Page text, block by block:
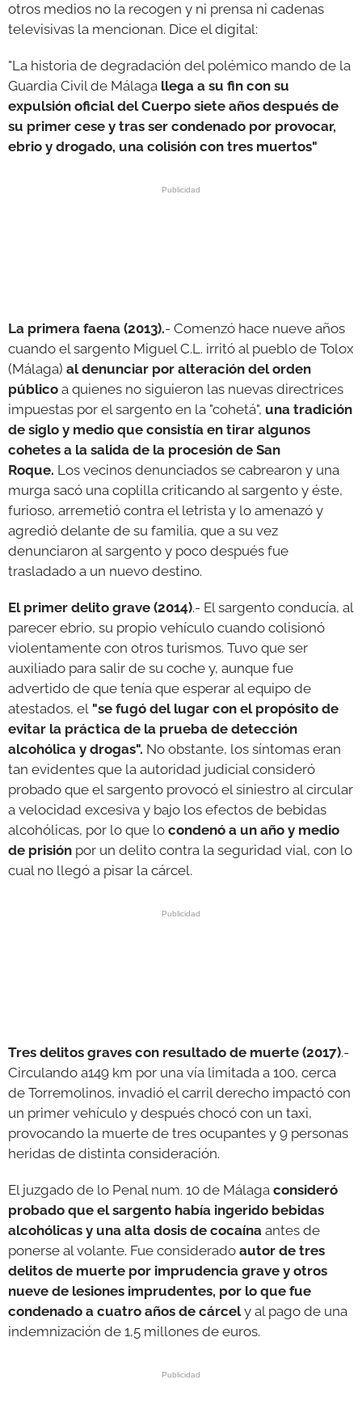
GALERÍAS
otros medios no la recogen y ni prensa ni cadenas
televisivas la mencionan. Dice el digital:
"La historia de degradación del polémico mando de la
Guardia Civil de Málaga llega a su fin con su
expulsión oficial del Cuerpo siete años después de
su primer cese y tras ser condenado por provocar,
ebrio y drogado, una colisión con tres muertos"
La primera faena (2013).- Comenzó hace nueve años
cuando el sargento Miguel C.L. irritó al pueblo de Tolox
(Málaga) al denunciar por alteración del orden
público a quienes no siguieron las nuevas directrices
impuestas por el sargento en la "cohetá", una tradición
de siglo y medio que consistía en tirar algunos
cohetes a la salida de la procesión de San
Roque. Los vecinos denunciados se cabrearon y una
murga sacó una coplilla criticando al sargento y éste,
furioso, arremetió contra el letrista y lo amenazó y
agredió delante de su familia, que a su vez
denunciaron al sargento y poco después fue
trasladado a un nuevo destino.
El primer delito grave (2014).- El sargento conducía, al
parecer ebrio, su propio vehículo cuando colisionó
violentamente con otros turismos. Tuvo que ser
auxiliado para salir de su coche y, aunque fue
advertido de que tenía que esperar al equipo de
atestados, el "se fugó del lugar con el propósito de
evitar la práctica de la prueba de detección
alcohólica y drogas". No obstante, los síntomas eran
tan evidentes que la autoridad judicial consideró
probado que el sargento provocó el siniestro al circular
a velocidad excesiva y bajo los efectos de bebidas
alcohólicas, por lo que lo condenó a un año y medio
de prisión por un delito contra la seguridad vial, con lo
cual no llegó a pisar la cárcel.
Tres delitos graves con resultado de muerte (2017).-
Circulando a149 km por una vía limitada a 100, cerca
de Torremolinos, invadió el carril derecho impactó con
un primer vehículo y después chocó con un taxi,
provocando la muerte de tres ocupantes y 9 personas
heridas de distinta consideración.
El juzgado de lo Penal num. 10 de Málaga consideró
probado que el sargento había ingerido bebidas
alcohólicas y una alta dosis de cocaína antes de
ponerse al volante. Fue considerado autor de tres
delitos de muerte por imprudencia grave y otros
nueve de lesiones imprudentes, por lo que fue
condenado a cuatro años de cárcely al pago de una
indemnización de 1,5 millones de euros.